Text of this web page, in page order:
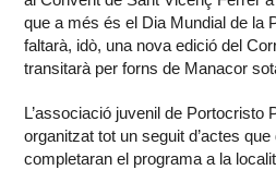
que a més és el Dia Mundial de la
faltarà, idò, una nova edició del
transitarà per forns de Manacor
L’associació juvenil de Portocristo
organitzat tot un seguit d’actes
completaran el programa a la